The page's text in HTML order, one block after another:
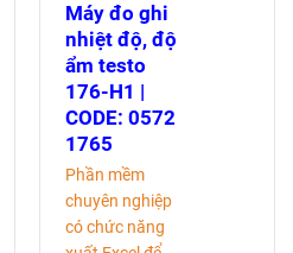
Bộ nhớ dữ liệu
đo lường lên
Pin dễ thay thế
ngày
Phần mềm
Máy đo ghi
nhiệt độ, độ
ẩm testo
176-H1 |
CODE: 0572
1765
Phần mềm
chuyên nghiệp
có chức năng